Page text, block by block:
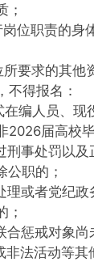
；
岗位职责的身
要求的其他
不得报名：
在编人员、现
2026届高校
事处罚以及
公职的；
理或者党纪
；
惩戒对象尚
法活动等其